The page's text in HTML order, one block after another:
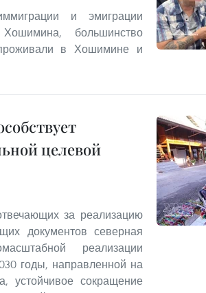
и эмиграции
большинство
в Хошимине и
целевой
за реализацию
документов северная
реализации
годы, направленной на
устойчивое сокращение